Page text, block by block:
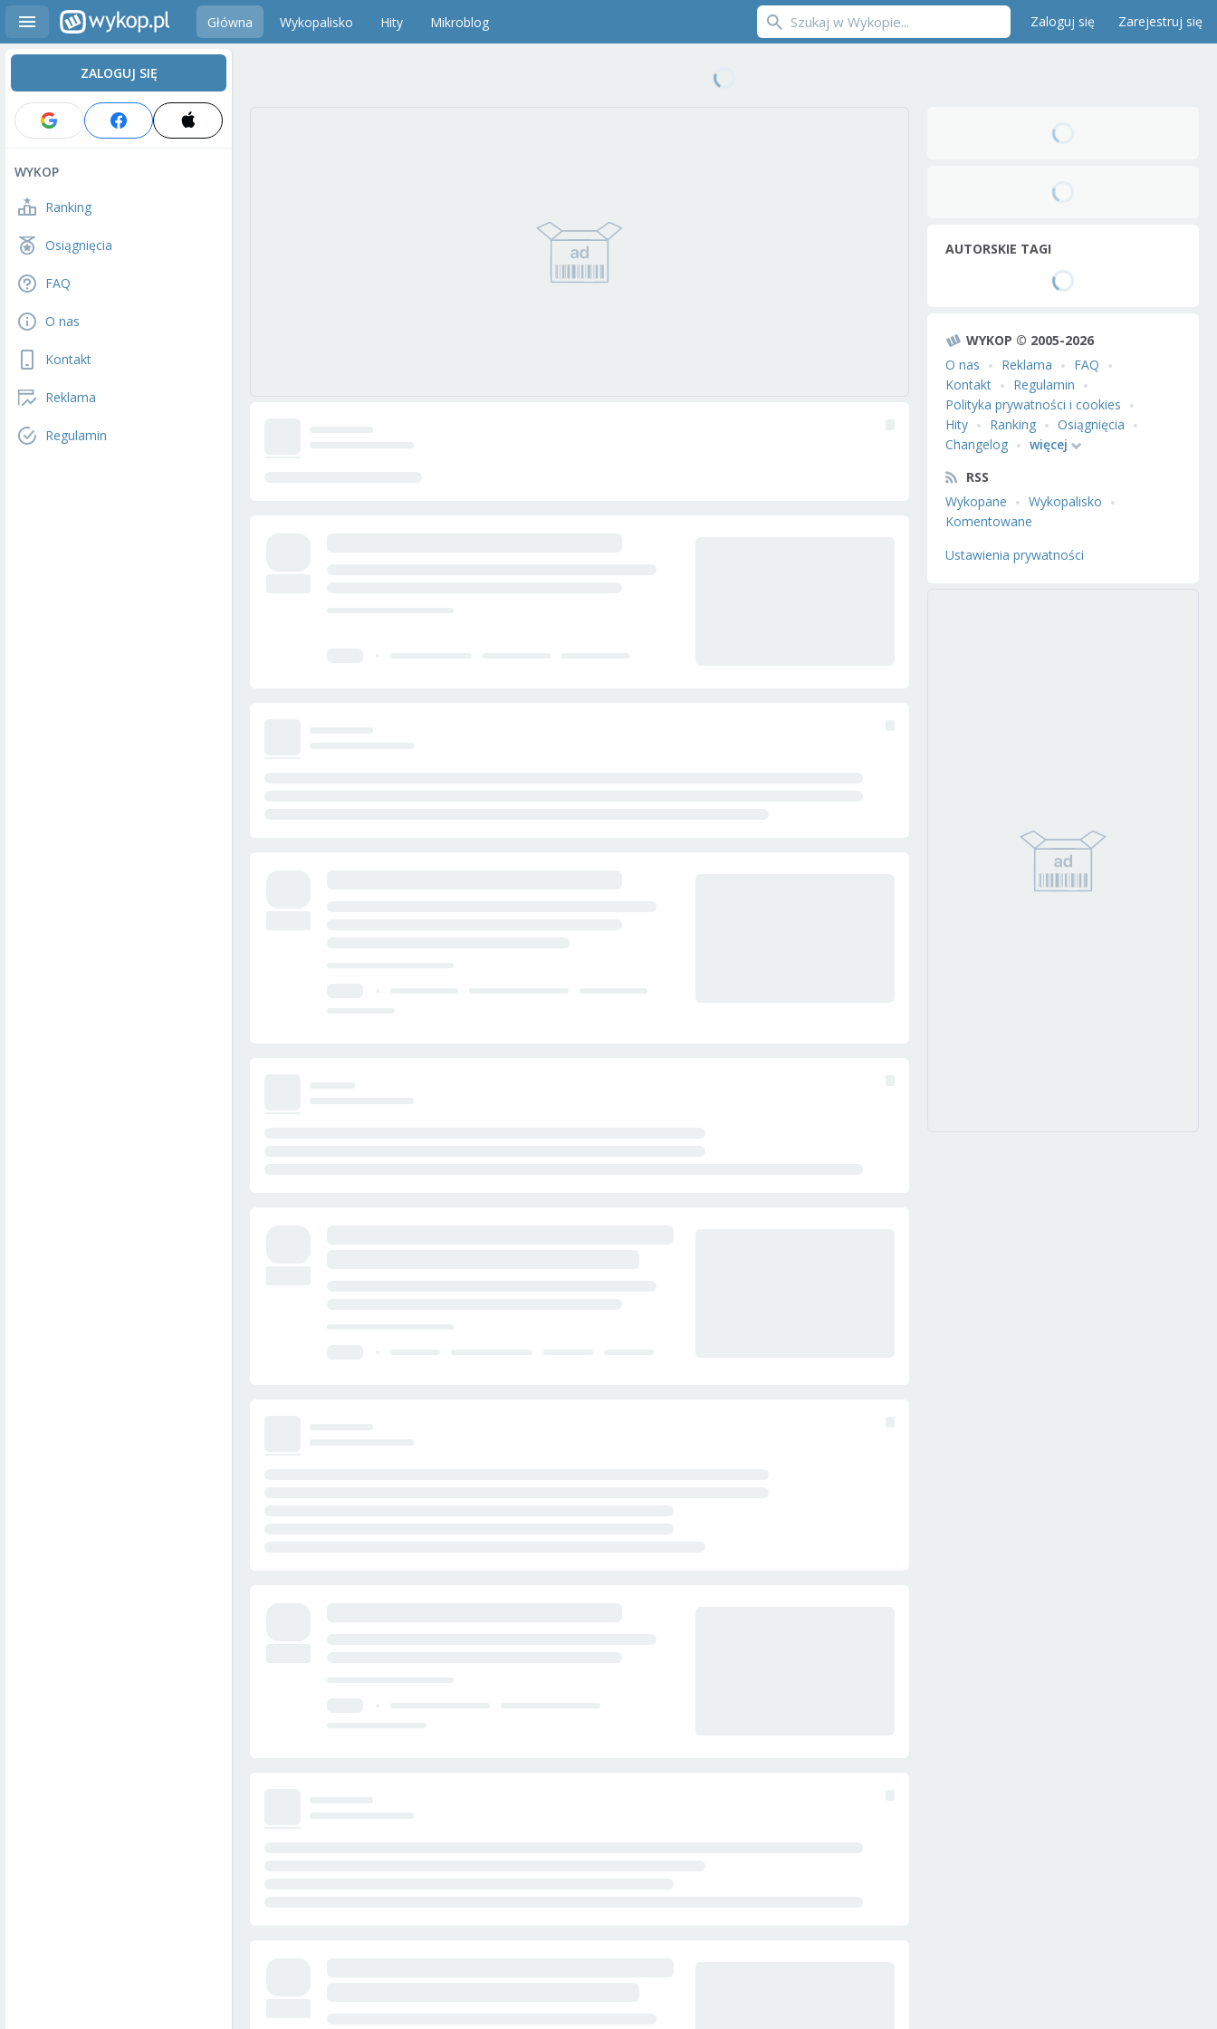
Główna Wykopalisko Hity Mikroblog Zaloguj się Zarejestruj się
ZALOGUJ SIĘ
WYKOP
Ranking
Osiągnięcia
FAQ
O nas
Kontakt
Reklama
Regulamin
AUTORSKIE TAGI
WYKOP © 2005-2026
O nas
Reklama
FAQ
Kontakt
Regulamin
Polityka prywatności i cookies
Hity
Ranking
Osiągnięcia
Changelog
więcej
RSS
Wykopane
Wykopalisko
Komentowane
Ustawienia prywatności